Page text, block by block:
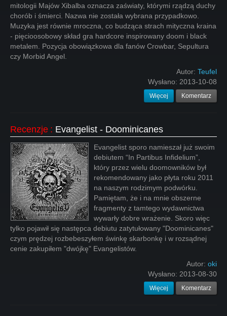
mitologii Majów Xibalba oznacza zaświaty, którymi rządzą duchy
chorób i śmierci. Nazwa nie została wybrana przypadkowo.
Muzyka jest równie mroczna, co budząca strach mityczna kraina
- pięcioosobowy skład gra hardcore inspirowany doom i black
metalem. Pozycja obowiązkowa dla fanów Crowbar, Sepultura
czy Morbid Angel.
Autor: Teufel
Wysłano: 2013-10-08
Więcej Komentarz
Recenzje : Evangelist - Doominicanes
Evangelist sporo namieszał już swoim
debiutem “In Partibus Infidelium”,
który przez wielu doomowników był
rekomendowany jako płyta roku 2011
na naszym rodzimym podwórku.
Pamiętam, że i na mnie obszerne
fragmenty z tamtego wydawnictwa
wywarły dobre wrażenie. Skoro więc
tylko pojawił się następca debiutu zatytułowany "Doominicanes"
czym prędzej rozbebeszyłem świnkę skarbonkę i w rozsądnej
cenie zakupiłem "dwójkę" Evangelistów.
Autor: oki
Wysłano: 2013-08-30
Więcej Komentarz